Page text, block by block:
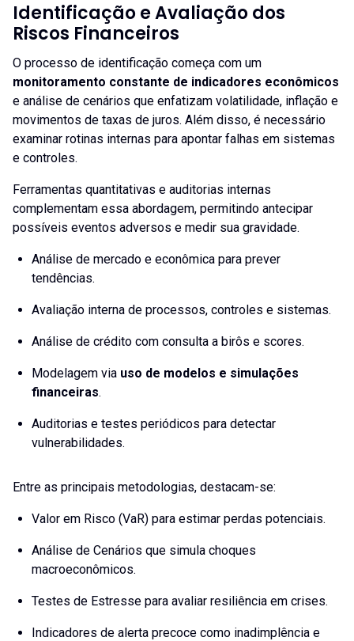
Identificação e Avaliação dos
Riscos Financeiros
O processo de identificação começa com um
monitoramento constante de indicadores econômicos
e análise de cenários que enfatizam volatilidade, inflação e
movimentos de taxas de juros. Além disso, é necessário
examinar rotinas internas para apontar falhas em sistemas
e controles.
Ferramentas quantitativas e auditorias internas
complementam essa abordagem, permitindo antecipar
possíveis eventos adversos e medir sua gravidade.
Análise de mercado e econômica para prever
tendências.
Avaliação interna de processos, controles e sistemas.
Análise de crédito com consulta a birôs e scores.
Modelagem via uso de modelos e simulações
financeiras.
Auditorias e testes periódicos para detectar
vulnerabilidades.
Entre as principais metodologias, destacam-se:
Valor em Risco (VaR) para estimar perdas potenciais.
Análise de Cenários que simula choques
macroeconômicos.
Testes de Estresse para avaliar resiliência em crises.
Indicadores de alerta precoce como inadimplência e